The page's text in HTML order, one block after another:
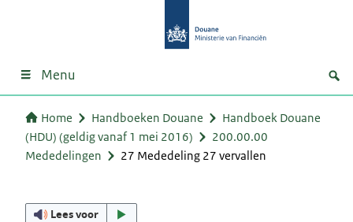
Menu
Home Handboeken Douane
Handboek Douane
(HDU) (geldig vanaf 1 mei 2016)
200.00.00
Mededelingen
27 Mededeling 27 vervallen
Lees voor